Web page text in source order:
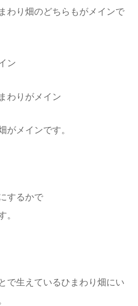
わり畑のどちらもがメインで
ン
わりがメイン
がメインです。
するかで
。
で生えているひまわり畑にい